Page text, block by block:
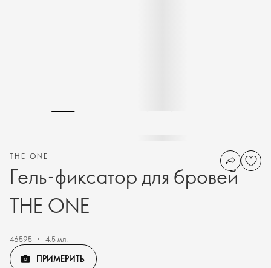
THE ONE
Гель-фиксатор для бровей
THE ONE
46595 4.5 мл.
ПРИМЕРИТЬ